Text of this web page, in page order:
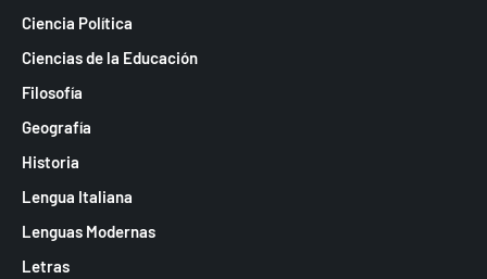
Ciencia Política
Ciencias de la Educación
Filosofía
Geografía
Historia
Lengua Italiana
Lenguas Modernas
Letras